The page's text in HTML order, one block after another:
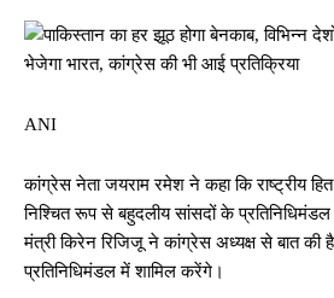
ANI
कांग्रेस नेता जयराम रमेश ने कहा कि राष्ट्रीय
निश्चित रूप से बहुदलीय सांसदों के प्रतिनिधिमंडल
मंत्री किरेन रिजिजू ने कांग्रेस अध्यक्ष से बात की
प्रतिनिधिमंडल में शामिल करेंगे।